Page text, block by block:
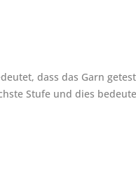
dass das Garn
Stufe und dies